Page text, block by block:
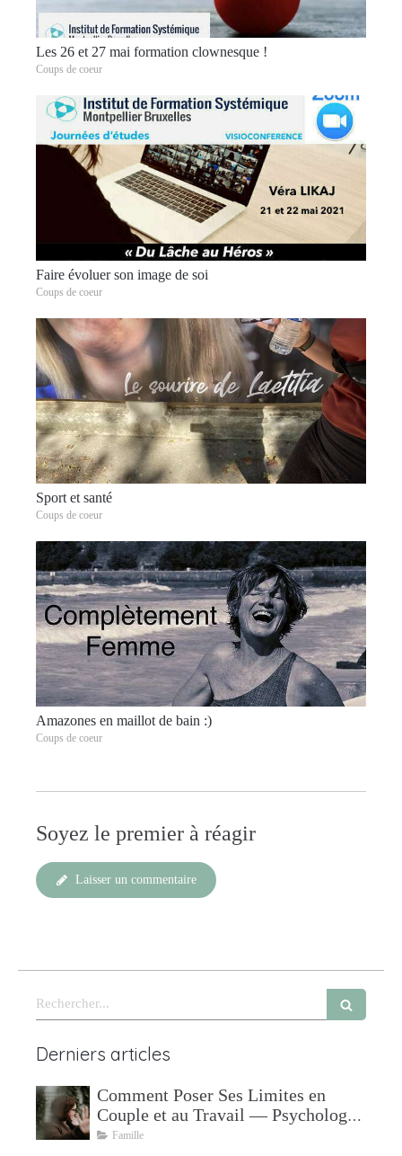
Les 26 et 27 mai formation clownesque !
Coups de coeur
Faire évoluer son image de soi
Coups de coeur
Sport et santé
Coups de coeur
Amazones en maillot de bain :)
Coups de coeur
Soyez le premier à réagir
Laisser un commentaire
Rechercher
Derniers articles
Comment Poser Ses Limites en
Couple et au Travail — Psychologue
à Mudaison
Famille